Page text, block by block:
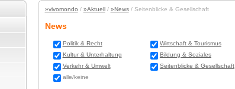
»vivomondo / »Aktuell/ »News/ Seitenblicke & Gesellschaft
News
Politik & Recht Wirtschaft & Tourismus
Kultur & Unterhaltung
Bildung & Soziales
Verkehr & Umwelt
Seitenblicke & Gesellschaft
alle/keine